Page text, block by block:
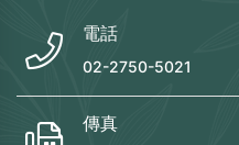
電話
02-2750-5021
傳真